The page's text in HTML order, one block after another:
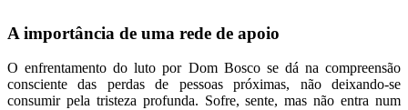
A importância de uma rede de apoio
O enfrentamento do luto por Dom Bosco se dá na compreensão
consciente das perdas de pessoas próximas, não deixando-se
consumir pela tristeza profunda. Sofre, sente, mas não entra num